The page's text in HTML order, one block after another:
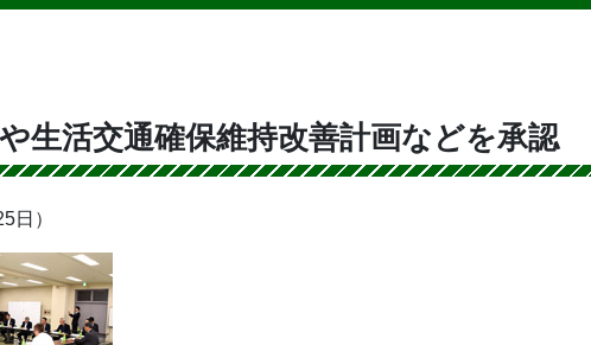
生活交通確保維持改善計画などを承認
日）